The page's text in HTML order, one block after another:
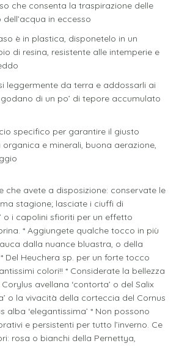
che consenta la traspirazione delle
in eccesso
è in plastica, disponetelo in un
di resina, resistente alle intemperie e
leggermente da terra e addossarli ai
di un po’ di tepore accumulato
specifico per garantire il giusto
e minerali, buona aerazione,
che avete a disposizione: conservate le
stagione; lasciate i ciuffi di
o i capolini sfioriti per un effetto
* Aggiungete qualche tocco in più
dalla nuance bluastra, o della
Del Heuchera sp. per un forte tocco
colori!! * Considerate la bellezza
avellana ‘contorta’ o del Salix
o la vivacità della corteccia del Cornus
alba ‘elegantissima’ * Non possono
e persistenti per tutto l’inverno. Ce
rosa o bianchi della Pernettya,